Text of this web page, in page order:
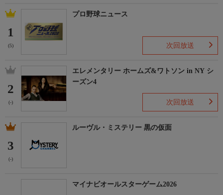
1
(5)
プロ野球ニュース
次回放送
2
(-)
エレメンタリー ホームズ&ワトソン in NY シ
ーズン4
次回放送
3
(-)
ルーヴル・ミステリー 黒の仮面
マイナビオールスターゲーム2026